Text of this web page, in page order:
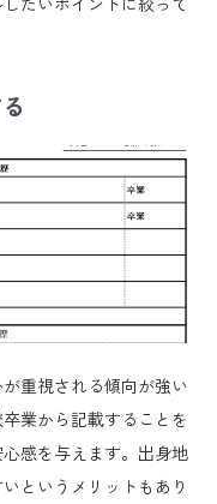
重視される傾向が強い
業から記載することを
感を与えます。出身地
というメリットもあり